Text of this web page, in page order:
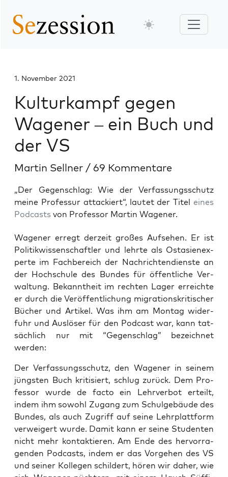
1. November 2021
Kulturkampf gegen
Wagener – ein Buch und
der VS
Martin Sellner / 69 Kommentare
„Der Gegenschlag: Wie der Verfassungsschutz
meine Professur attackiert“, lautet der Titel eines
Podcasts von Professor Martin Wagener.
Wage­ner erregt der­zeit gro­ßes Auf­se­hen. Er ist
Poli­tik­wis­sen­schaft­ler und lehr­te als Ost­asi­en­ex­
per­te im Fach­be­reich der Nach­rich­ten­diens­te an
der Hoch­schu­le des Bun­des für öffent­li­che Ver­
wal­tung. Bekannt­heit im rech­ten Lager erreich­te
er durch die Ver­öf­fent­li­chung migra­ti­ons­kri­ti­scher
Bücher und Arti­kel. Was ihm am Mon­tag wider­
fuhr und Aus­lö­ser für den Pod­cast war, kann tat­
säch­lich nur mit “Gegen­schlag” bezeich­net
werden:
Der Ver­fas­sungs­schutz, den Wage­ner in sei­nem
jüngs­ten Buch kri­ti­siert, schlug zurück. Dem Pro­
fes­sor wur­de de fac­to ein Lehr­ver­bot erteilt,
indem ihm sowohl Zugang zum Schul­ge­bäu­de des
Bun­des, als auch Zugriff auf sei­ne Lehr­platt­form
ver­wei­gert wur­de. Damit kann er sei­ne Stu­den­ten
nicht mehr kon­tak­tie­ren. Am Ende des her­vor­ra­
gen­den Pod­casts, indem er das Vor­ge­hen des VS
und sei­ner Kol­le­gen schil­dert, hören wir daher, wie